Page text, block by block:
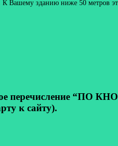
зданию ниже 50 метров
“ПО
к сайту).